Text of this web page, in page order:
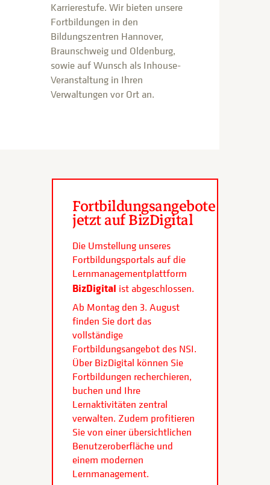
Karrierestufe. Wir bieten unsere
Fortbildungen in den
Bildungszentren Hannover,
Braunschweig und Oldenburg,
sowie auf Wunsch als Inhouse-
Veranstaltung in Ihren
Verwaltungen vor Ort an.
Fortbildungsangebote
jetzt auf BizDigital
Die Umstellung unseres
Fortbildungsportals auf die
Lernmanagementplattform
BizDigital ist abgeschlossen.
Ab Montag den 3. August
finden Sie dort das
vollständige
Fortbildungsangebot des NSI.
Über BizDigital können Sie
Fortbildungen recherchieren,
buchen und Ihre
Lernaktivitäten zentral
verwalten. Zudem profitieren
Sie von einer übersichtlichen
Benutzeroberfläche und
einem modernen
Lernmanagement.